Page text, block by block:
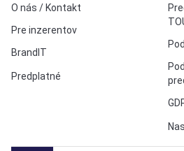
O nás / Kontakt
Pre inzerentov
BrandIT
Predplatné